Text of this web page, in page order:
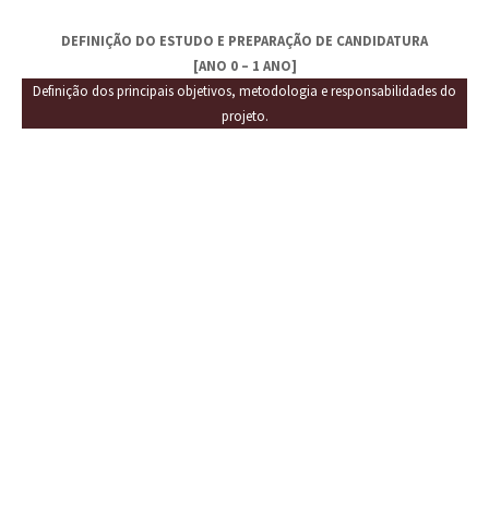
DEFINIÇÃO DO ESTUDO E PREPARAÇÃO DE CANDIDATURA
[ANO 0 – 1 ANO]
Definição dos principais objetivos, metodologia e responsabilidades do
projeto.